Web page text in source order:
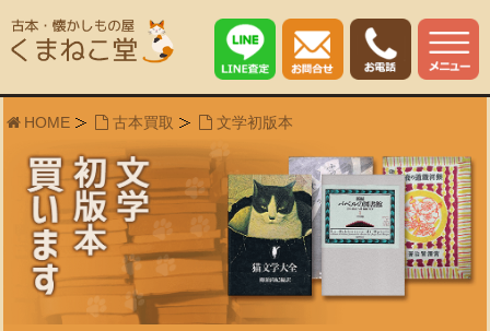
HOME 古本買取 文学初版本